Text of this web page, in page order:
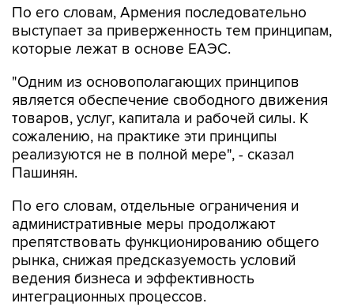
По его словам, Армения последовательно
выступает за приверженность тем принципам,
которые лежат в основе ЕАЭС.
"Одним из основополагающих принципов
является обеспечение свободного движения
товаров, услуг, капитала и рабочей силы. К
сожалению, на практике эти принципы
реализуются не в полной мере", - сказал
Пашинян.
По его словам, отдельные ограничения и
административные меры продолжают
препятствовать функционированию общего
рынка, снижая предсказуемость условий
ведения бизнеса и эффективность
интеграционных процессов.